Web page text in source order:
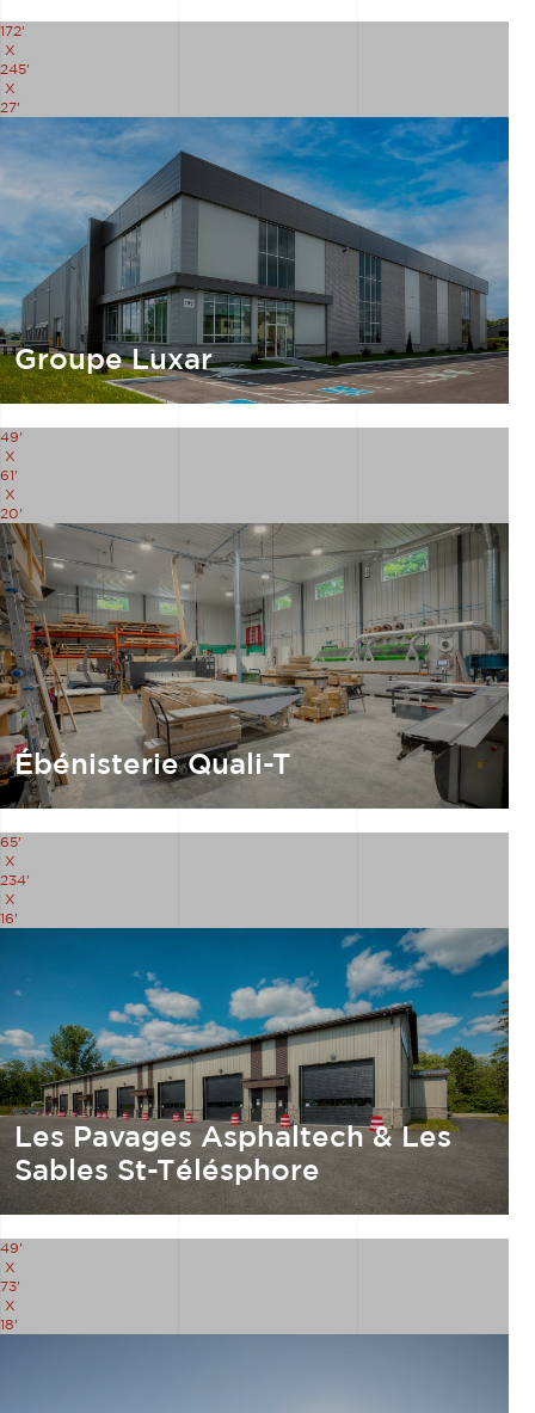
172'
X
245'
X
27'
Groupe Luxar
49'
X
61'
X
20'
Ébénisterie Quali-T
65'
X
234'
X
16'
Les Pavages Asphaltech & Les
Sables St-Télésphore
49'
X
73'
X
18'